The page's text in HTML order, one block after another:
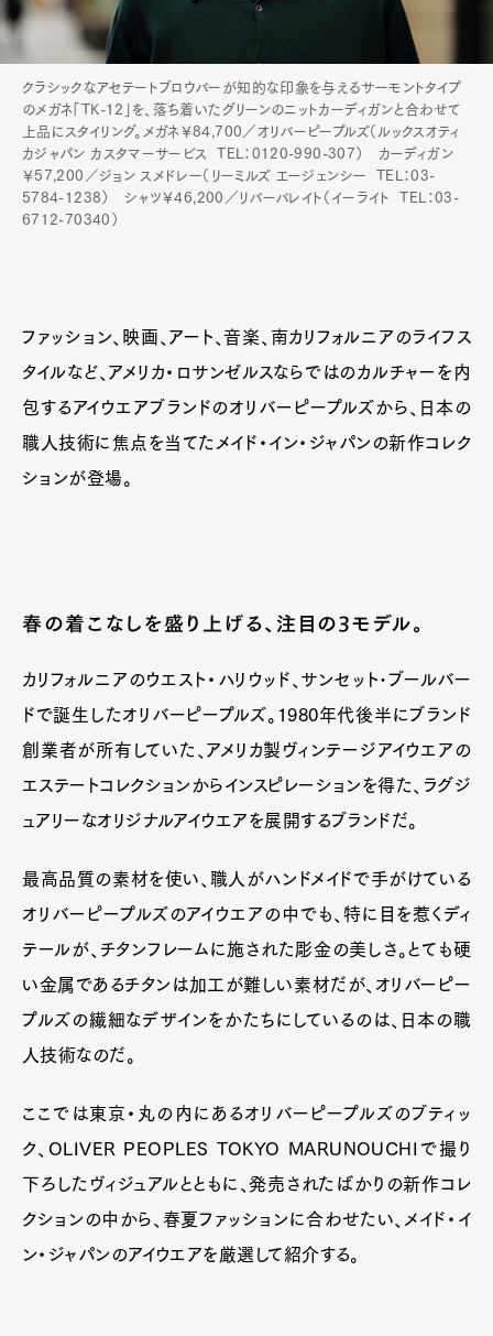
クラシックなアセテートブロウバーが知的な印象を与えるサーモントタイプ
のメガネ「TK-12」を、落ち着いたグリーンのニットカーディガンと合わせて
上品にスタイリング。メガネ￥84,700／オリバーピープルズ（ルックスオティ
カジャパン カスタマーサービス TEL：0120-990-307） カーディガン
￥57,200／ジョン スメドレー（リーミルズ エージェンシー TEL：03-
5784-1238） シャツ￥46,200／リバーバレイト（イーライト TEL：03-
6712-70340）
ファッション、映画、アート、音楽、南カリフォルニアのライフス
タイルなど、アメリカ・ロサンゼルスならではのカルチャーを内
包するアイウエアブランドのオリバーピープルズから、日本の
職人技術に焦点を当てたメイド・イン・ジャパンの新作コレク
ションが登場。
春の着こなしを盛り上げる、注目の3モデル。
カリフォルニアのウエスト・ハリウッド、サンセット･ブールバー
ドで誕生したオリバーピープルズ。1980年代後半にブランド
創業者が所有していた、アメリカ製ヴィンテージアイウエアの
エステートコレクションからインスピレーションを得た、ラグジ
ュアリーなオリジナルアイウエアを展開するブランドだ。
最高品質の素材を使い、職人がハンドメイドで手がけている
オリバーピープルズのアイウエアの中でも、特に目を惹くディ
テールが、チタンフレームに施された彫金の美しさ。とても硬
い金属であるチタンは加工が難しい素材だが、オリバーピー
プルズの繊細なデザインをかたちにしているのは、日本の職
人技術なのだ。
ここでは東京・丸の内にあるオリバーピープルズのブティッ
ク、OLIVER PEOPLES TOKYO MARUNOUCHIで撮り
下ろしたヴィジュアルとともに、発売されたばかりの新作コレ
クションの中から、春夏ファッションに合わせたい、メイド・イ
ン・ジャパンのアイウエアを厳選して紹介する。